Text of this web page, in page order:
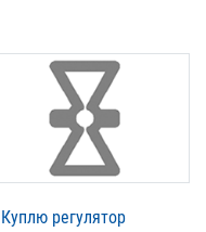
Куплю регулятор